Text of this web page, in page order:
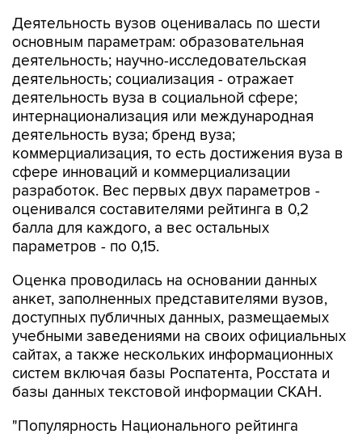
Деятельность вузов оценивалась по шести
основным параметрам: образовательная
деятельность; научно-исследовательская
деятельность; социализация - отражает
деятельность вуза в социальной сфере;
интернационализация или международная
деятельность вуза; бренд вуза;
коммерциализация, то есть достижения вуза в
сфере инноваций и коммерциализации
разработок. Вес первых двух параметров -
оценивался составителями рейтинга в 0,2
балла для каждого, а вес остальных
параметров - по 0,15.
Оценка проводилась на основании данных
анкет, заполненных представителями вузов,
доступных публичных данных, размещаемых
учебными заведениями на своих официальных
сайтах, а также нескольких информационных
систем включая базы Роспатента, Росстата и
базы данных текстовой информации СКАН.
"Популярность Национального рейтинга